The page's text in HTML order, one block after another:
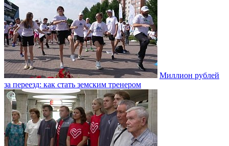
Миллион рублей
за переезд: как стать земским тренером